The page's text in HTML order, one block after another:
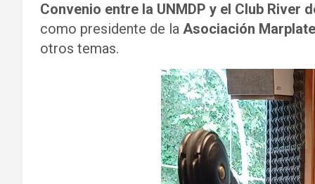
Convenio entre la UNMDP y el Club River
como presidente de la Asociación
otros temas.